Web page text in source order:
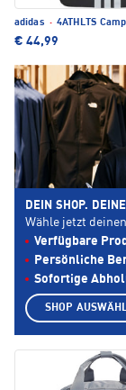
adidas · 4ATHLTS
€ 44,99
DEIN SHOP.
Wähle jetzt
Verfügbare
Persönliche
Sofortige